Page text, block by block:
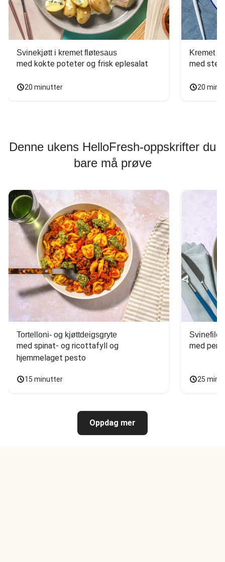
Svinekjøtt i kremet fløtesaus
med kokte poteter og frisk eplesalat
20 minutter
Kremet
med
20
Denne ukens HelloFresh-oppskrifter du
bare må prøve
Tortelloni- og kjøttdeigsgryte
med spinat- og ricottafyll og
hjemmelaget pesto
15 minutter
Svinefilet
med
25
Oppdag mer